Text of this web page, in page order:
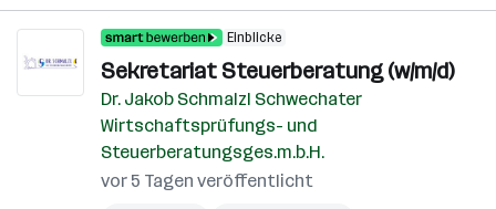
Einblicke
Sekretariat Steuerberatung (w/m/d)
Dr. Jakob Schmalzl Schwechater
Wirtschaftsprüfungs- und
Steuerberatungsges.m.b.H.
vor 5 Tagen veröffentlicht